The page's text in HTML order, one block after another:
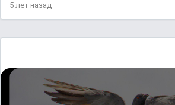
5 лет назад